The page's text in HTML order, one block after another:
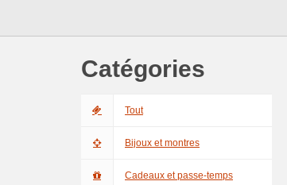
Catégories
Tout
Bijoux et montres
Cadeaux et passe-temps